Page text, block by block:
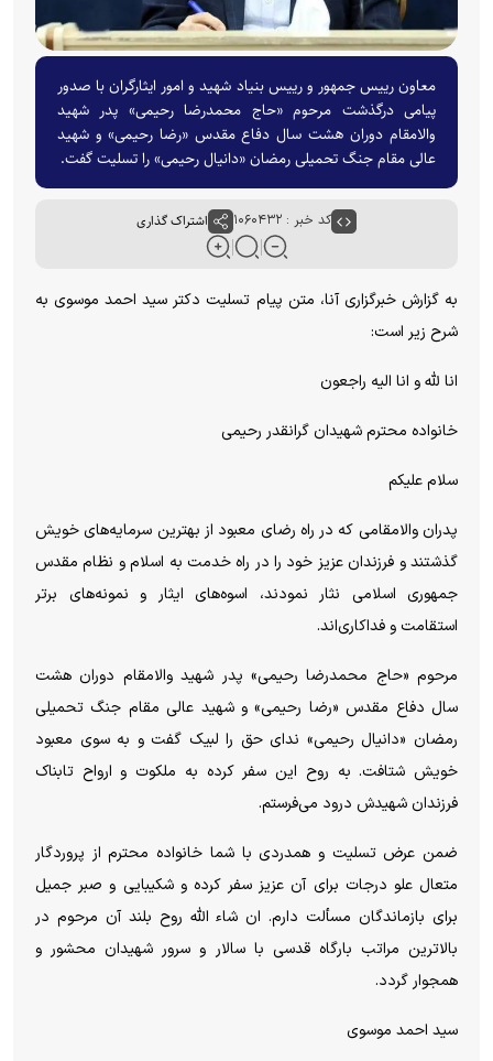
معاون رییس جمهور و رییس بنیاد شهید و امور ایثارگران با صدور
پیامی درگذشت مرحوم «حاج محمدرضا رحیمی» پدر شهید
والامقام دوران هشت سال دفاع مقدس «رضا رحیمی» و شهید
عالی مقام جنگ تحمیلی رمضان «دانیال رحیمی» را تسلیت گفت.
کد خبر : ۱۰۶۰۴۳۲ اشتراک گذاری
به گزارش خبرگزاری آنا، متن پیام تسلیت دکتر سید احمد موسوی به
شرح زیر است:
انا لله و انا الیه راجعون
خانواده محترم شهیدان گرانقدر رحیمی
سلام علیکم
پدران والامقامی که در راه رضای معبود از بهترین سرمایه‌های خویش
گذشتند و فرزندان عزیز خود را در راه خدمت به اسلام و نظام مقدس
جمهوری اسلامی نثار نمودند، اسوه‌های ایثار و نمونه‌های برتر
استقامت و فداکاری‌اند.
مرحوم «حاج محمدرضا رحیمی» پدر شهید والامقام دوران هشت
سال دفاع مقدس «رضا رحیمی» و شهید عالی مقام جنگ تحمیلی
رمضان «دانیال رحیمی» ندای حق را لبیک گفت و به سوی معبود
خویش شتافت. به روح این سفر کرده به ملکوت و ارواح تابناک
فرزندان شهیدش درود می‌فرستم.
ضمن عرض تسلیت و همدردی با شما خانواده محترم از پروردگار
متعال علو درجات برای آن عزیز سفر کرده و شکیبایی و صبر جمیل
برای بازماندگان مسألت دارم. ان شاء الله روح بلند آن مرحوم در
بالاترین مراتب بارگاه قدسی با سالار و سرور شهیدان محشور و
همجوار گردد.
سید احمد موسوی